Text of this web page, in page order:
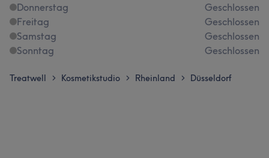
Donnerstag
Geschlossen
Freitag
Geschlossen
Samstag
Geschlossen
Sonntag
Geschlossen
Treatwell > Kosmetikstudio > Rheinland > Düsseldorf